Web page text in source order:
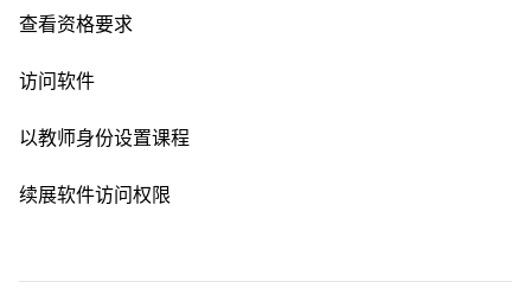
查看资格要求
访问软件
以教师身份设置课程
续展软件访问权限